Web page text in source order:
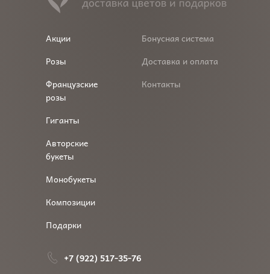
Акции
Розы
Французские
розы
Гиганты
Авторские
букеты
Монобукеты
Композиции
Подарки
Бонусная система
Доставка и оплата
Контакты
+7 (922) 517-35-76